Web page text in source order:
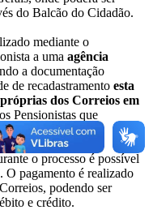
do Balcão do Cidadão.
mediante o
a uma agência
a documentação
de recadastramento esta
dos Correios em
Pensionistas que
não possuem
do IPSM
o processo é possível
O pagamento é realizado
podendo ser
e crédito.